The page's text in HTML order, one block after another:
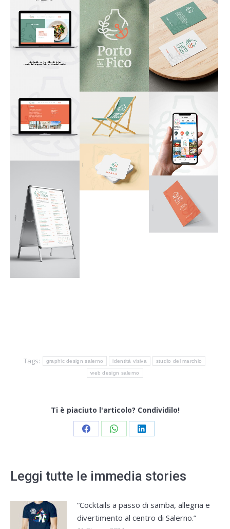
Tags: graphic design salerno identità visiva studio del marchio
web design salerno
Ti è piaciuto l'articolo? Condividilo!
Share Share Share
Leggi tutte le immedia stories
“Cocktails a passo di samba, allegria e
divertimento al centro di Salerno.”